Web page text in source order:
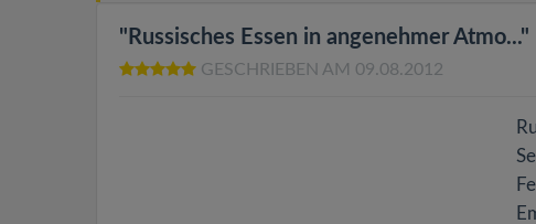
"Russisches Essen in angenehmer Atmo..."
GESCHRIEBEN AM 09.08.2012